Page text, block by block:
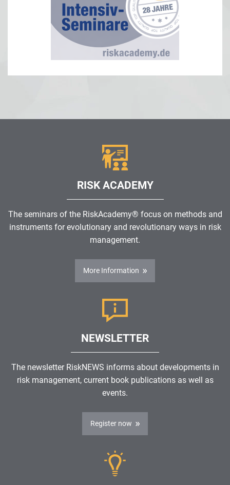
RISK ACADEMY
The seminars of the RiskAcademy® focus on methods and
instruments for evolutionary and revolutionary ways in risk
management.
More Information
NEWSLETTER
The newsletter RiskNEWS informs about developments in
risk management, current book publications as well as
events.
Register now